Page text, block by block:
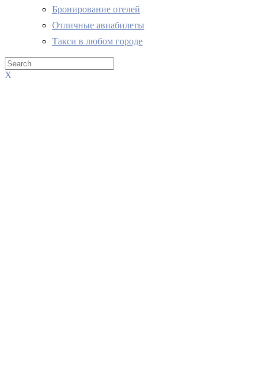
Бронирование отелей
Отличные авиабилеты
Такси в любом городе
X